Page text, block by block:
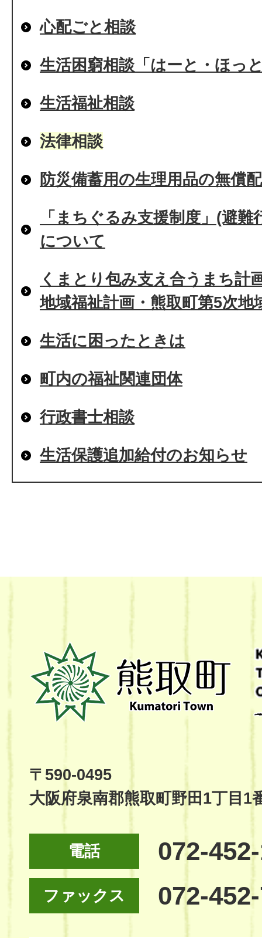
心配ごと相談
生活困窮相談「はーと・ほっ
生活福祉相談
法律相談
防災備蓄用の生理用品の無償
「まちぐるみ支援制度」(避
について
くまとり包み支え合うまち計
地域福祉計画・熊取町第5次地
生活に困ったときは
町内の福祉関連団体
行政書士相談
生活保護追加給付のお知らせ
熊
取
町
Kumatori
Site
〒590-0495
大阪府泉南郡熊取町野田1丁目1
電話 072-
ファックス 072-